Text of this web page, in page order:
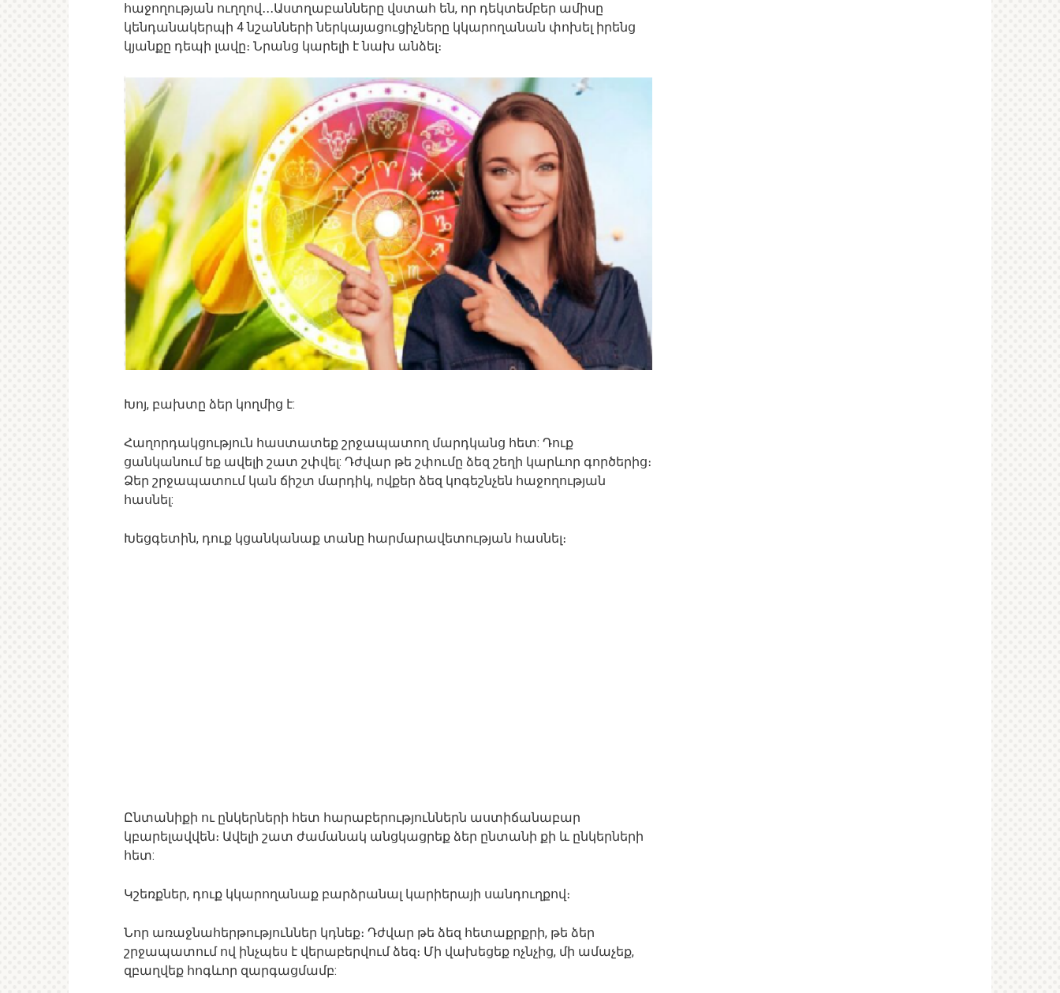
հաջողության ուղղով․․․Աստղաբանները վստահ են, որ դեկտեմբեր ամիսը
կենդանակերպի 4 նշանների ներկայացուցիչները կկարողանան փոխել իրենց
կյանքը դեպի լավը։ Նրանց կարելի է նախ անձել։
Խոյ, բախտը ձեր կողմից է:
Հաղորդակցություն հաստատեք շրջապատող մարդկանց հետ: Դուք
ցանկանում եք ավելի շատ շփվել: Դժվար թե շփումը ձեզ շեղի կարևոր գործերից։
Ձեր շրջապատում կան ճիշտ մարդիկ, ովքեր ձեզ կոգեշնչեն հաջողության
հասնել:
Խեցգետին, դուք կցանկանաք տանը հարմարավետության հասնել։
Ընտանիքի ու ընկերների հետ հարաբերություններն աստիճանաբար
կբարելավվեն։ Ավելի շատ ժամանակ անցկացրեք ձեր ընտանի քի և ընկերների
հետ:
Կշեռքներ, դուք կկարողանաք բարձրանալ կարիերայի սանդուղքով։
Նոր առաջնահերթություններ կդնեք։ Դժվար թե ձեզ հետաքրքրի, թե ձեր
շրջապատում ով ինչպես է վերաբերվում ձեզ։ Մի վախեցեք ոչնչից, մի ամաչեք,
զբաղվեք հոգևոր զարգացմամբ: